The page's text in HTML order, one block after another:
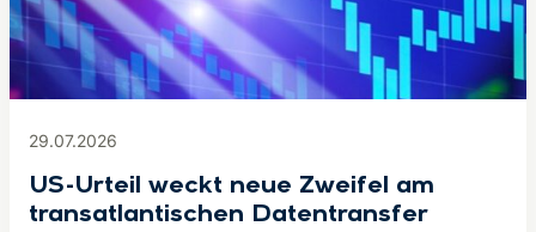
29.07.2026
US-Urteil weckt neue Zweifel am
transatlantischen Datentransfer